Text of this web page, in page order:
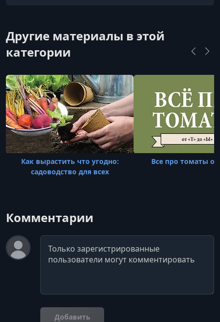
проводит мастер-классы по этой теме.
Другие материалы в этой
категории
Как вырастить что угодно:
садоводство для всех
Все про томаты
Комментарии
Комментарий
Добавить